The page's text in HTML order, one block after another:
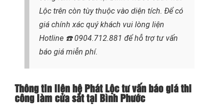
Lộc trên còn tùy thuộc vào diện tích. Để có
giá chính xác quý khách vui lòng liện
Hotline ☎️ 0904.712.881 để hỗ trợ tư vấn
báo giá miễn phí.
Thông tin liên hệ Phát Lộc tư vấn báo giá thi
công làm cửa sắt tại Bình Phước